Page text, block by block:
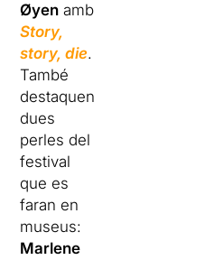
Øyen amb
Story,
story, die.
També
destaquen
dues
perles del
festival
que es
faran en
museus:
Marlene